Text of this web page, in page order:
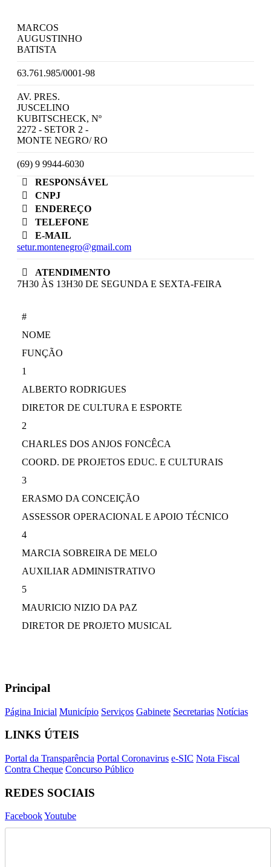
RESPONSÁVEL
MARCOS
AUGUSTINHO
BATISTA
CNPJ
63.761.985/0001-98
ENDEREÇO
AV. PRES.
JUSCELINO
KUBITSCHECK, Nº
2272 - SETOR 2 -
MONTE NEGRO/ RO
TELEFONE
(69) 9 9944-6030
E-MAIL
setur.montenegro@gmail.com
ATENDIMENTO
7H30 ÀS 13H30 DE SEGUNDA E SEXTA-FEIRA
#
NOME
FUNÇÃO
1
ALBERTO RODRIGUES
DIRETOR DE CULTURA E ESPORTE
2
CHARLES DOS ANJOS FONCÊCA
COORD. DE PROJETOS EDUC. E CULTURAIS
3
ERASMO DA CONCEIÇÃO
ASSESSOR OPERACIONAL E APOIO TÉCNICO
4
MARCIA SOBREIRA DE MELO
AUXILIAR ADMINISTRATIVO
5
MAURICIO NIZIO DA PAZ
DIRETOR DE PROJETO MUSICAL
Principal
Página Inicial Município Serviços Gabinete Secretarias Notícias
LINKS ÚTEIS
Portal da Transparência Portal Coronavirus e-SIC Nota Fiscal
Contra Cheque Concurso Público
REDES SOCIAIS
FacebookYoutube